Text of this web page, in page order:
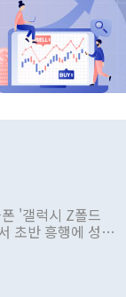
'갤럭시 Z폴드
초반 흥행에 성공
록을 새로 썼다.